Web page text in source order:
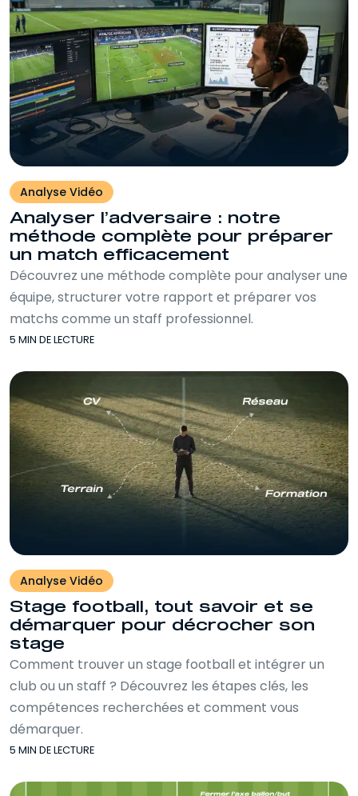
Analyse Vidéo
Analyser l’adversaire : notre
méthode complète pour préparer
un match efficacement
Découvrez une méthode complète pour analyser une
équipe, structurer votre rapport et préparer vos
matchs comme un staff professionnel.
5 MIN DE LECTURE
Analyse Vidéo
Stage football, tout savoir et se
démarquer pour décrocher son
stage
Comment trouver un stage football et intégrer un
club ou un staff ? Découvrez les étapes clés, les
compétences recherchées et comment vous
démarquer.
5 MIN DE LECTURE